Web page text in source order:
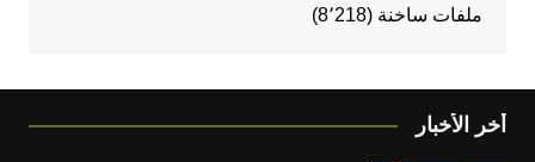
ملفات ساخنة (8٬218)
أخر الأخبار